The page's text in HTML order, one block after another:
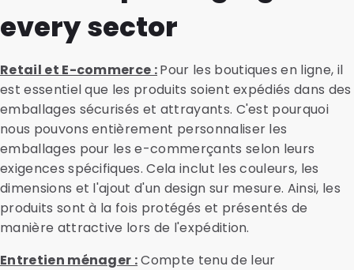
every sector
Retail et E-commerce :Pour les boutiques en ligne, il
est essentiel que les produits soient expédiés dans des
emballages sécurisés et attrayants. C'est pourquoi
nous pouvons entièrement personnaliser les
emballages pour les e-commerçants selon leurs
exigences spécifiques. Cela inclut les couleurs, les
dimensions et l'ajout d'un design sur mesure. Ainsi, les
produits sont à la fois protégés et présentés de
manière attractive lors de l'expédition.
Entretien ménager :Compte tenu de leur